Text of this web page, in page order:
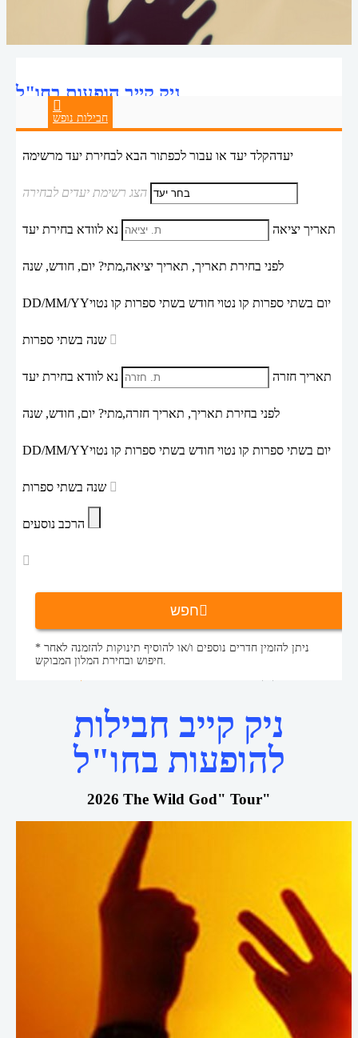
חבילות נופש
ניק קייב הופעות בחו"ל
יעדהקלד יעד או עבור לכפתור הבא לבחירת יעד מרשימה
הצג רשימת יעדים לבחירה
תאריך יציאה נא לוודא בחירת יעד
לפני בחירת תאריך, תאריך יציאה,מתי? יום, חודש, שנה
DD/MM/YYיום בשתי ספרות קו נטוי חודש בשתי ספרות קו נטוי
תאריך חזרה נא לוודא בחירת יעד
לפני בחירת תאריך, תאריך חזרה,מתי? יום, חודש, שנה
DD/MM/YYיום בשתי ספרות קו נטוי חודש בשתי ספרות קו נטוי
הרכב נוסעים
חפש
* ניתן להזמין חדרים נוספים ו/או להוסיף תינוקות להזמנה לאחר
חיפוש ובחירת המלון המבוקש.
ניק קייב חבילות
להופעות בחו"ל
2026 The Wild God" Tour"